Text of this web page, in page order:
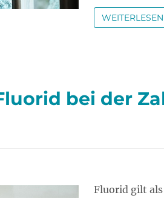
WEITERLESEN
bei der
Fluorid gilt